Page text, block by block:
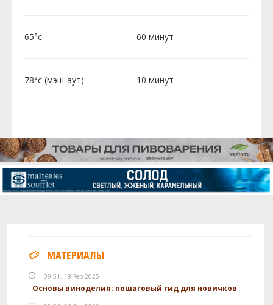
65°c 60 минут
78°c (мэш-аут) 10 минут
МАТЕРИАЛЫ
09:51, 18 Feb 2025
Основы виноделия: пошаговый гид для новичков